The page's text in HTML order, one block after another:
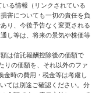
る情報（リンクされている
害についても一切の責任を負
り、今後予告なく変更される
し等は、将来の景気や株価等
は信託報酬控除後の価額で
りの価額を、それ以外のファ
金時の費用・税金等は考慮し
ては別途ご確認ください。分